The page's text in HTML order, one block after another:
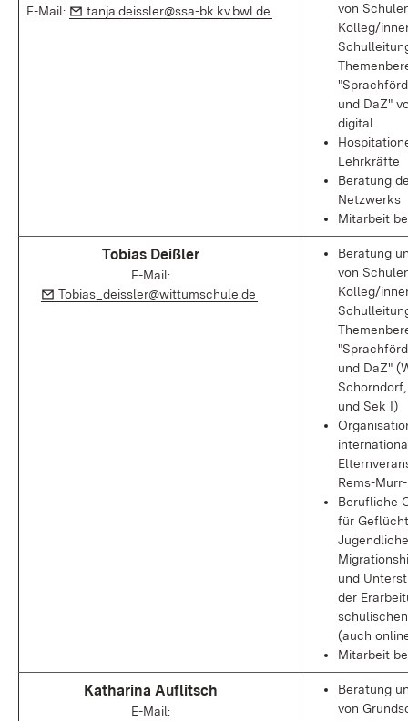
E-Mail: E-Mail:
tanja.deissler@ssa-bk.kv.bwl.de (Öffnet in neuem
von
Kolleg/
und DaZ"
digital
Lehrkräfte
Beratung
Netzwerks
Mitarbeit
Tobias Deißler
E-Mail:
E-Mail:
Tobias_deissler@wittumschule.de (Öffnet in neuem Fenster)
Beratung
von
Kolleg/
und DaZ"
und Sek I)
Rems-
Berufliche
für
und
der
(auch
Mitarbeit
Katharina Auflitsch
E-Mail:
Beratung
von